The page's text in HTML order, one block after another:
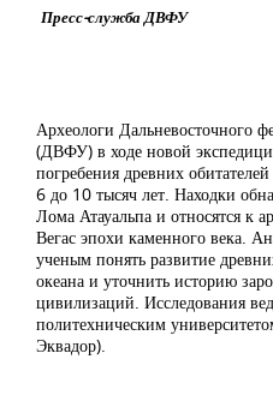
Пресс-служба ДВФУ
Археологи Дальневосточного
(ДВФУ) в ходе новой
погребения древних
6 до 10 тысяч лет. Находки
Лома Атауальпа и относятся к
Вегас эпохи каменного века.
ученым понять развитие
океана и уточнить историю
цивилизаций. Исследования
политехническим
Эквадор).